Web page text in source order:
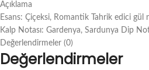
Açıklama
Esans: Çiçeksi, Romantik Tahrik edici gül
Kalp Notası: Gardenya, Sardunya Dip
Değerlendirmeler (0)
Değerlendirmeler